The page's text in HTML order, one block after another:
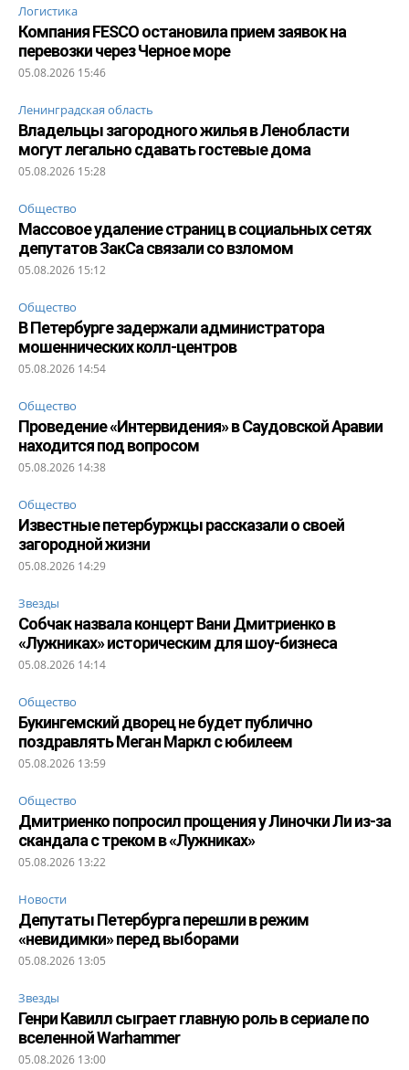
Логистика
Компания FESCO остановила прием заявок на
перевозки через Черное море
05.08.2026 15:46
Ленинградская область
Владельцы загородного жилья в Ленобласти
могут легально сдавать гостевые дома
05.08.2026 15:28
Общество
Массовое удаление страниц в социальных сетях
депутатов ЗакСа связали со взломом
05.08.2026 15:12
Общество
В Петербурге задержали администратора
мошеннических колл-центров
05.08.2026 14:54
Общество
Проведение «Интервидения» в Саудовской Аравии
находится под вопросом
05.08.2026 14:38
Общество
Известные петербуржцы рассказали о своей
загородной жизни
05.08.2026 14:29
Звезды
Собчак назвала концерт Вани Дмитриенко в
«Лужниках» историческим для шоу-бизнеса
05.08.2026 14:14
Общество
Букингемский дворец не будет публично
поздравлять Меган Маркл с юбилеем
05.08.2026 13:59
Общество
Дмитриенко попросил прощения у Линочки Ли из-за
скандала с треком в «Лужниках»
05.08.2026 13:22
Новости
Депутаты Петербурга перешли в режим
«невидимки» перед выборами
05.08.2026 13:05
Звезды
Генри Кавилл сыграет главную роль в сериале по
вселенной Warhammer
05.08.2026 13:00